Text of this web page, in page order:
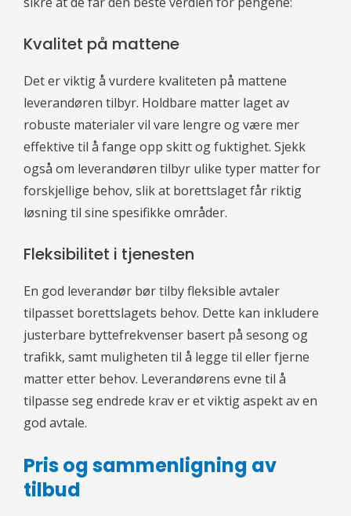
Kvalitet på mattene
Det er viktig å vurdere kvaliteten på mattene
leverandøren tilbyr. Holdbare matter laget av
robuste materialer vil vare lengre og være mer
effektive til å fange opp skitt og fuktighet. Sjekk
også om leverandøren tilbyr ulike typer matter for
forskjellige behov, slik at borettslaget får riktig
løsning til sine spesifikke områder.
Fleksibilitet i tjenesten
En god leverandør bør tilby fleksible avtaler
tilpasset borettslagets behov. Dette kan inkludere
justerbare byttefrekvenser basert på sesong og
trafikk, samt muligheten til å legge til eller fjerne
matter etter behov. Leverandørens evne til å
tilpasse seg endrede krav er et viktig aspekt av en
god avtale.
Pris og sammenligning av
tilbud